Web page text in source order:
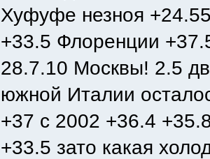
Хуфуфе незноя
+33.5 Флоренции
28.7.10 Москвы! 2.5
южной Италии
+37 с 2002 +36.4
+33.5 зато какая